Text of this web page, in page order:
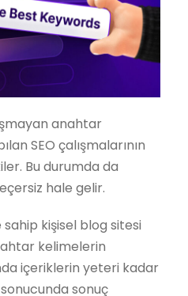
anahtar
SEO çalışmalarının
Bu durumda da
hale gelir.
kişisel blog sitesi
kelimelerin
içeriklerin yeteri kadar
sonuç